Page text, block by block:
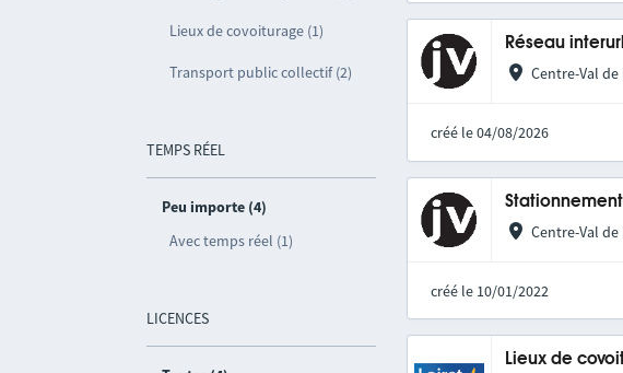
Lieux de covoiturage (1)
Transport public collectif (2)
TEMPS RÉEL
Peu importe (4)
Avec temps réel (1)
LICENCES
Réseau
Centre-Val de
créé le 04/08/2026
Centre-Val de
créé le 10/01/2022
Lieux de